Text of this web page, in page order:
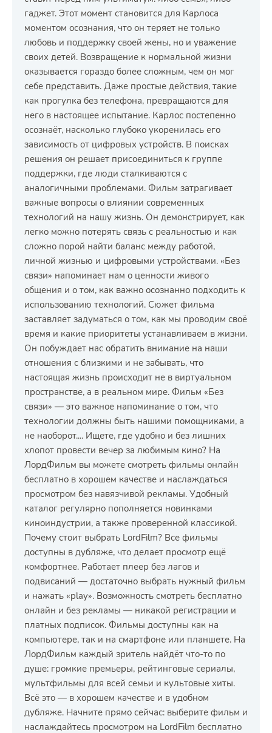
гаджет. Этот момент становится для Карлоса
моментом осознания, что он теряет не только
любовь и поддержку своей жены, но и уважение
своих детей. Возвращение к нормальной жизни
оказывается гораздо более сложным, чем он мог
себе представить. Даже простые действия, такие
как прогулка без телефона, превращаются для
него в настоящее испытание. Карлос постепенно
осознаёт, насколько глубоко укоренилась его
зависимость от цифровых устройств. В поисках
решения он решает присоединиться к группе
поддержки, где люди сталкиваются с
аналогичными проблемами. Фильм затрагивает
важные вопросы о влиянии современных
технологий на нашу жизнь. Он демонстрирует, как
легко можно потерять связь с реальностью и как
сложно порой найти баланс между работой,
личной жизнью и цифровыми устройствами. «Без
связи» напоминает нам о ценности живого
общения и о том, как важно осознанно подходить к
использованию технологий. Сюжет фильма
заставляет задуматься о том, как мы проводим своё
время и какие приоритеты устанавливаем в жизни.
Он побуждает нас обратить внимание на наши
отношения с близкими и не забывать, что
настоящая жизнь происходит не в виртуальном
пространстве, а в реальном мире. Фильм «Без
связи» — это важное напоминание о том, что
технологии должны быть нашими помощниками, а
не наоборот.... Ищете, где удобно и без лишних
хлопот провести вечер за любимым кино? На
ЛордФильм вы можете смотреть фильмы онлайн
бесплатно в хорошем качестве и наслаждаться
просмотром без навязчивой рекламы. Удобный
каталог регулярно пополняется новинками
киноиндустрии, а также проверенной классикой.
Почему стоит выбрать LordFilm? Все фильмы
доступны в дубляже, что делает просмотр ещё
комфортнее. Работает плеер без лагов и
подвисаний — достаточно выбрать нужный фильм
и нажать «play». Возможность смотреть бесплатно
онлайн и без рекламы — никакой регистрации и
платных подписок. Фильмы доступны как на
компьютере, так и на смартфоне или планшете. На
ЛордФильм каждый зритель найдёт что-то по
душе: громкие премьеры, рейтинговые сериалы,
мультфильмы для всей семьи и культовые хиты.
Всё это — в хорошем качестве и в удобном
дубляже. Начните прямо сейчас: выберите фильм и
наслаждайтесь просмотром на LordFilm бесплатно